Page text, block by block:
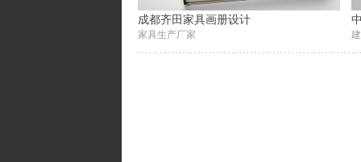
成都齐田家具画册设计
家具生产厂家